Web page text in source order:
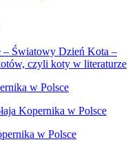
Światowy Dzień Kota –
czyli koty w literaturze
w Polsce
Kopernika w Polsce
w Polsce